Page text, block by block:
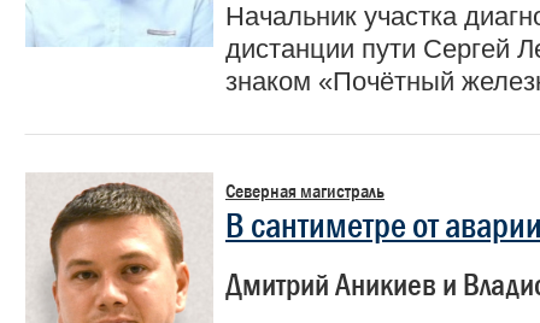
Начальник участка
дистанции пути Сергей
знаком «Почётный
Северная магистраль
В сантиметре от
Дмитрий Аникиев и